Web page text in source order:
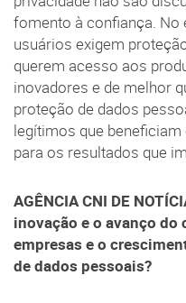
fomento à confiança. No
usuários exigem
querem acesso aos
inovadores e de melhor
proteção de dados
legítimos que
para os resultados que
AGÊNCIA CNI DE
inovação e o avanço
empresas e o
de dados pessoais?